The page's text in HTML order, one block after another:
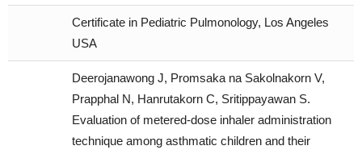
Certificate in Pediatric Pulmonology, Los Angeles
USA
Deerojanawong J, Promsaka na Sakolnakorn V,
Prapphal N, Hanrutakorn C, Sritippayawan S.
Evaluation of metered-dose inhaler administration
technique among asthmatic children and their